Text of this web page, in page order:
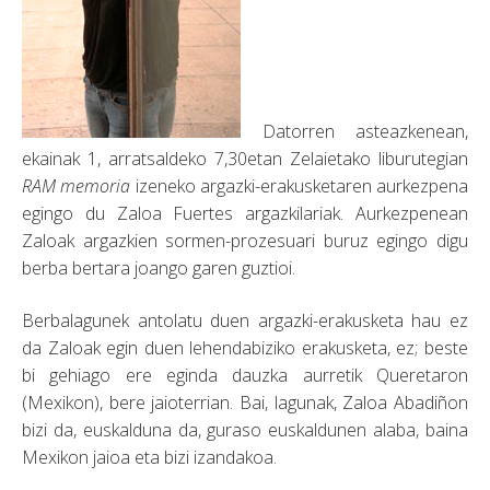
Datorren asteazkenean,
ekainak 1, arratsaldeko 7,30etan Zelaietako liburutegian
RAM memoria izeneko argazki-erakusketaren aurkezpena
egingo du Zaloa Fuertes argazkilariak. Aurkezpenean
Zaloak argazkien sormen-prozesuari buruz egingo digu
berba bertara joango garen guztioi.
Berbalagunek antolatu duen argazki-erakusketa hau ez
da Zaloak egin duen lehendabiziko erakusketa, ez; beste
bi gehiago ere eginda dauzka aurretik Queretaron
(Mexikon), bere jaioterrian. Bai, lagunak, Zaloa Abadiñon
bizi da, euskalduna da, guraso euskaldunen alaba, baina
Mexikon jaioa eta bizi izandakoa.